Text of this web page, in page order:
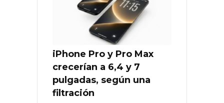
iPhone Pro y Pro Max
crecerían a 6,4 y 7
pulgadas, según una
filtración